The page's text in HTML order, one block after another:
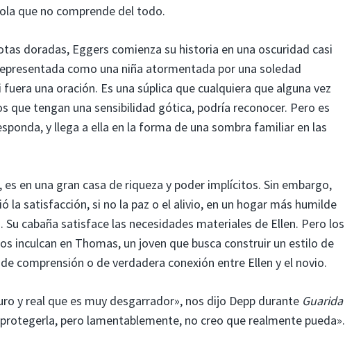
que no comprende del todo.
doradas, Eggers comienza su historia en una oscuridad casi
como una niña atormentada por una soledad
una oración. Es una súplica que cualquiera que alguna vez
que tengan una sensibilidad gótica, podría reconocer. Pero es
y llega a ella en la forma de una sombra familiar en las
en una gran casa de riqueza y poder implícitos. Sin embargo,
la satisfacción, si no la paz o el alivio, en un hogar más humilde
cabaña satisface las necesidades materiales de Ellen. Pero los
inculcan en Thomas, un joven que busca construir un estilo de
comprensión o de verdadera conexión entre Ellen y el novio.
y real que es muy desgarrador», nos dijo Depp durante Guarida
pero lamentablemente, no creo que realmente pueda».